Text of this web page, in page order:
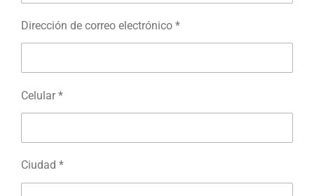
Dirección de correo electrónico *
Celular *
Ciudad *